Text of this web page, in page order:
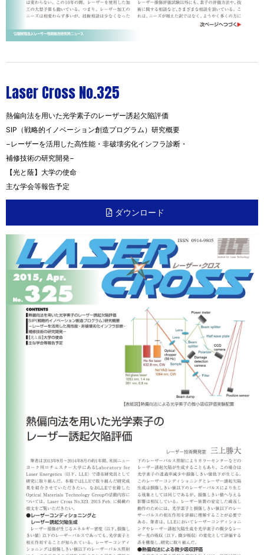
Laser Cross No.325
熱偏向法を用いた光学素子のレーザー誘起欠陥評価
SIP（戦略的イノベーション創造プログラム）研究概要
−レーザーを活用した高性能・非破壊劣化インフラ診断・
補修技術の研究開発−
【光と蔭】大学の使命
主な学会等報告予定
ダウンロード